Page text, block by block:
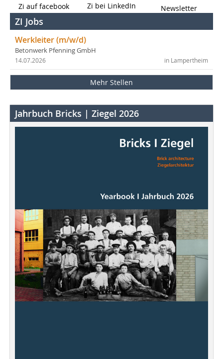
Zi auf facebook Zi bei LinkedIn Newsletter
ZI Jobs
Werkleiter (m/w/d)
Betonwerk Pfenning GmbH
in Lampertheim
14.07.2026
Mehr Stellen
Jahrbuch Bricks | Ziegel 2026